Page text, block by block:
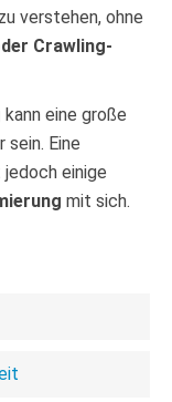
verstehen, ohne
Crawling-
kann eine große
Eine
einige
mit sich.